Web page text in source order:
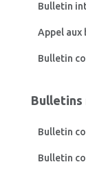
Bulletin
Appel aux
Bulletin
Bulletins
Bulletin
Bulletin